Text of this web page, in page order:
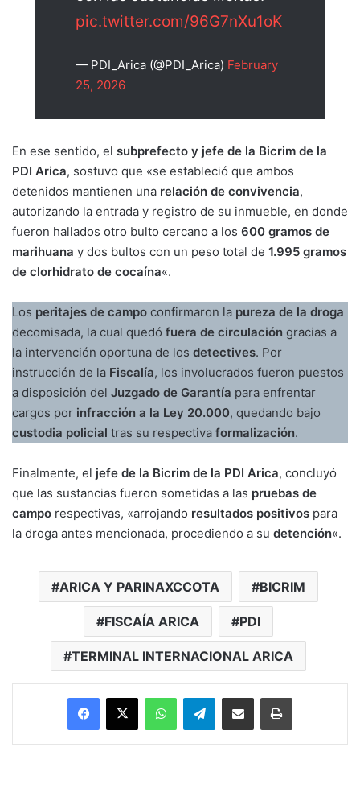
pic.twitter.com/96G7nXu1oK
— PDI_Arica (@PDI_Arica) February
25, 2026
En ese sentido, el subprefecto y jefe de la Bicrim de la
PDI Arica, sostuvo que «se estableció que ambos
detenidos mantienen una relación de convivencia,
autorizando la entrada y registro de su inmueble, en donde
fueron hallados otro bulto cercano a los 600 gramos de
marihuana y dos bultos con un peso total de 1.995 gramos
de clorhidrato de cocaína«.
Los peritajes de campo confirmaron la pureza de la droga
decomisada, la cual quedó fuera de circulación gracias a
la intervención oportuna de los detectives. Por
instrucción de la Fiscalía, los involucrados fueron puestos
a disposición del Juzgado de Garantía para enfrentar
cargos por infracción a la Ley 20.000, quedando bajo
custodia policial tras su respectiva formalización.
Finalmente, el jefe de la Bicrim de la PDI Arica, concluyó
que las sustancias fueron sometidas a las pruebas de
campo respectivas, «arrojando resultados positivos para
la droga antes mencionada, procediendo a su detención«.
ARICA Y PARINAXCCOTA BICRIM
FISCAÍA ARICA PDI
TERMINAL INTERNACIONAL ARICA
Facebook
X WhatsAppTelegramEnviar vía email Imprimir